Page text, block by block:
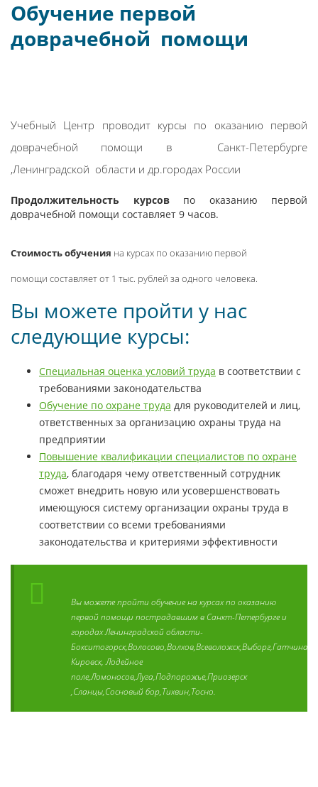
Обучение первой
доврачебной помощи
Учебный Центр проводит курсы по оказанию первой
доврачебной помощи в Санкт-Петербурге
,Ленинградской области и др.городах России
Продолжительность курсовпо оказанию первой
доврачебной помощи составляет 9 часов.
Стоимость обучения на курсах по оказанию первой
помощи составляет от 1 тыс. рублей за одного человека.
Вы можете пройти у нас
следующие курсы:
Специальная оценка условий труда в соответствии с
требованиями законодательства
Обучение по охране труда для руководителей и лиц,
ответственных за организацию охраны труда на
предприятии
Повышение квалификации специалистов по охране
труда, благодаря чему ответственный сотрудник
сможет внедрить новую или усовершенствовать
имеющуюся систему организации охраны труда в
соответствии со всеми требованиями
законодательства и критериями эффективности
Вы можете пройти обучение на курсах по оказанию
первой помощи пострадавшим в Санкт-Петербурге и
городах Ленинградской области-
Кировск, Лодейное
поле,Ломоносов,Луга,Подпорожье,Приозерск
,Сланцы,Сосновый бор,Тихвин,Тосно.